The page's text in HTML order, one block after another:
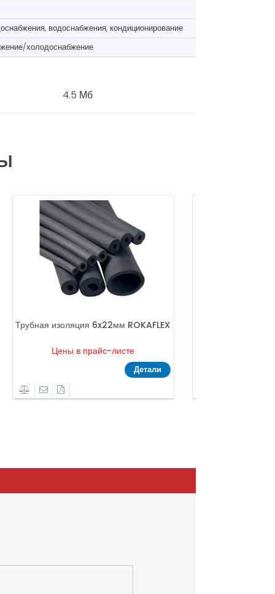
водоснабжения, кондиционирование
холодоснабжение
4.5 Мб
6x22мм ROKAFLEX
в прайс-листе
Трубная изоляция 9x6мм